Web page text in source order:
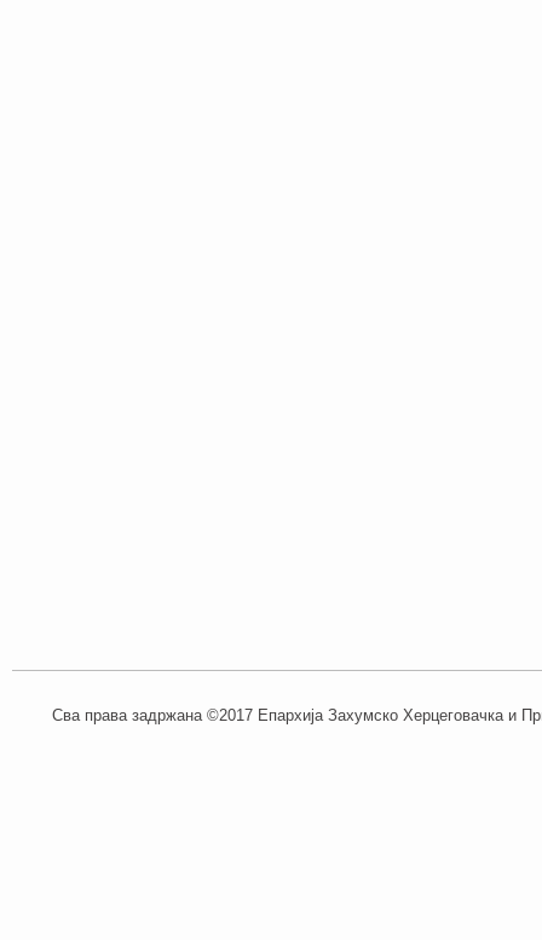
Сва права задржана ©2017 Епархија Захумско Херцеговачка и